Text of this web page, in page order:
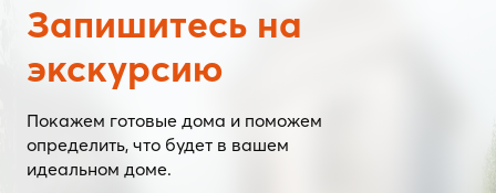
Запишитесь на
экскурсию
Покажем готовые дома и поможем
определить, что будет в вашем
идеальном доме.